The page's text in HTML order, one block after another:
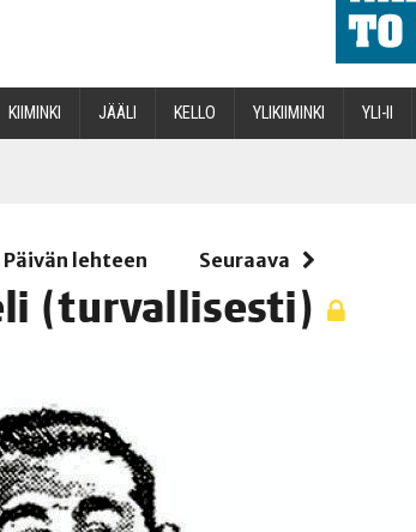
KII­MIN­KI JÄÄ­LI KEL­LO YLI­KII­MIN­KI YLI-II
Päivän lehteen Seuraava
(tur­val­li­ses­ti)